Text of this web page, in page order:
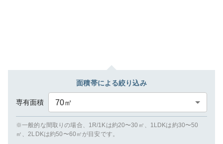
面積帯による絞り込み
専有面積 70㎡
※一般的な間取りの場合、1R/1Kは約20〜30㎡、1LDKは約30〜50
㎡、2LDKは約50〜60㎡が目安です。